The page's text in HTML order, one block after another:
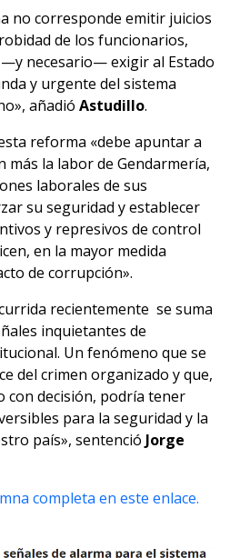
no corresponde emitir juicios
de los funcionarios,
necesario— exigir al Estado
y urgente del sistema
añadió Astudillo.
reforma «debe apuntar a
la labor de Gendarmería,
laborales de sus
su seguridad y establecer
y represivos de control
en la mayor medida
de corrupción».
recientemente se suma
inquietantes de
Un fenómeno que se
del crimen organizado y que,
con decisión, podría tener
para la seguridad y la
país», sentenció Jorge
completa en este enlace.